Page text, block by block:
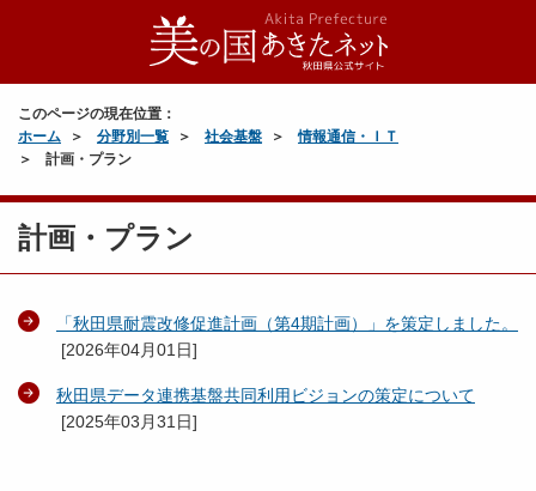
このページの現在位置：
ホーム
分野別一覧 社会基盤
情報通信・ＩＴ
計画・プラン
計画・プラン
「秋田県耐震改修促進計画（第4期計画）」を策定しました。
[2026年04月01日]
秋田県データ連携基盤共同利用ビジョンの策定について
[2025年03月31日]